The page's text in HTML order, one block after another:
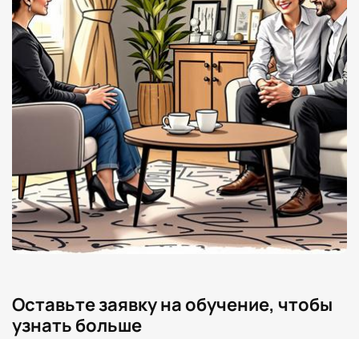
Оставьте заявку на обучение, чтобы
узнать больше